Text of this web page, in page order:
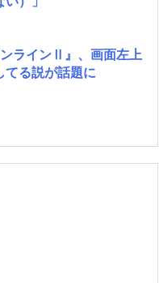
ンラインⅡ』、画面左上
てる説が話題に